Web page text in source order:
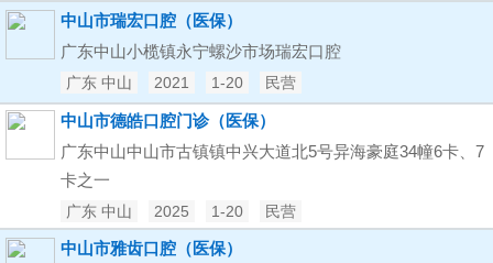
中山市瑞宏口腔（医保）
广东中山小榄镇永宁螺沙市场瑞宏口腔
广东 中山 2021 1-20 民营
中山市德皓口腔门诊（医保）
广东中山中山市古镇镇中兴大道北5号异海豪庭34幢6卡、7
卡之一
广东 中山 2025 1-20 民营
中山市雅齿口腔（医保）